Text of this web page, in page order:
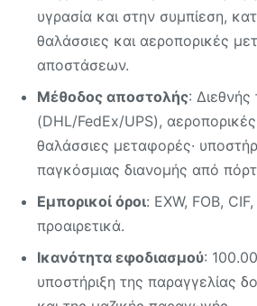
υγρασία και στην συμπίεση,
θαλάσσιες και αεροπορικές
αποστάσεων.
Μέθοδος αποστολής:
(DHL/FedEx/UPS),
θαλάσσιες μεταφορές·
παγκόσμιας διανομής από
Εμπορικοί όροι: EXW, FOB,
προαιρετικά.
Ικανότητα εφοδιασμού:
υποστήριξη της παραγγελίας